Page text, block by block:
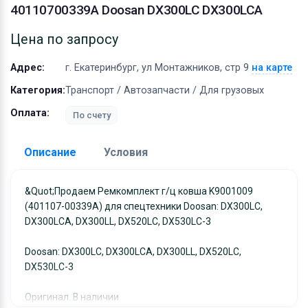
40110700339A Doosan DX300LC DX300LCA
Цена по запросу
Адрес: г. Екатеринбург, ул Монтажников, стр 9 на карте
Категория:Транспорт / Автозапчасти / Для грузовых
Оплата:
По счету
Описание Условия
&quot;Продаем Ремкомплект г/ц ковша K9001009
(401107-00339A) для спецтехники Doosan: DX300LC,
DX300LCA, DX300LL, DX520LC, DX530LC-3
Doosan: DX300LC, DX300LCA, DX300LL, DX520LC,
DX530LC-3
Оригинал. В наличии
Доставка:
Адрес самовывоза:г. Екатеринбург, ул
Монтажников, стр 9
Отправка товара осуществляется в течение 2-х
отслеживанием местоположения посылки и